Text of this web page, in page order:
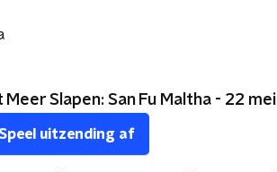
Meer Slapen: San Fu Maltha - 22
uitzending af